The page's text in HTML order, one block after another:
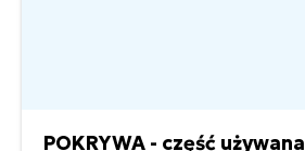
60,00 zł netto
POKRYWA - część używana